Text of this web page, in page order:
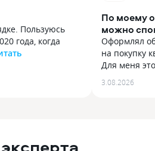
Пользуюсь
года, когда
года, когда
брали.
день
По моему
можно
такой
Оформлял
на покупку
Для меня
Оформлял
на покупку
3.08.2026